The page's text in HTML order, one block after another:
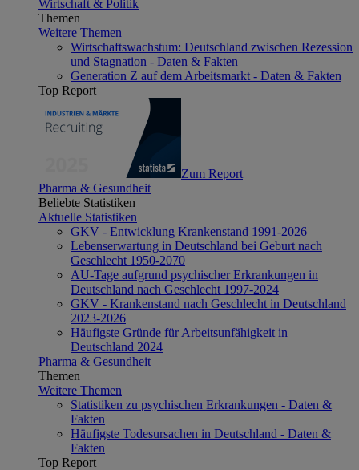
Wirtschaft & Politik
Themen
Weitere Themen
Wirtschaftswachstum: Deutschland zwischen Rezession
und Stagnation - Daten & Fakten
Generation Z auf dem Arbeitsmarkt - Daten & Fakten
Top Report
Zum Report
Pharma & Gesundheit
Beliebte Statistiken
Aktuelle Statistiken
GKV - Entwicklung Krankenstand 1991-2026
Lebenserwartung in Deutschland bei Geburt nach
Geschlecht 1950-2070
AU-Tage aufgrund psychischer Erkrankungen in
Deutschland nach Geschlecht 1997-2024
GKV - Krankenstand nach Geschlecht in Deutschland
2023-2026
Häufigste Gründe für Arbeitsunfähigkeit in
Deutschland 2024
Pharma & Gesundheit
Themen
Weitere Themen
Statistiken zu psychischen Erkrankungen - Daten &
Fakten
Häufigste Todesursachen in Deutschland - Daten &
Fakten
Top Report